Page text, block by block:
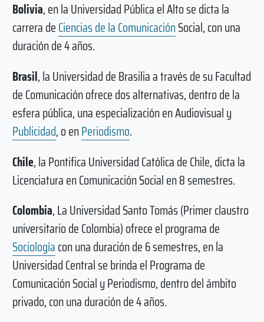
Bolivia, en la Universidad Pública el Alto se dicta la
carrera deCiencias de la ComunicaciónSocial, con una
duración de 4 años.
Brasil, la Universidad de Brasilia a través de su Facultad
de Comunicación ofrece dos alternativas, dentro de la
esfera pública, una especialización en Audiovisual y
Publicidad, o enPeriodismo.
Chile, la Pontifica Universidad Católica de Chile, dicta la
Licenciatura en Comunicación Social en 8 semestres.
Colombia, La Universidad Santo Tomás (Primer claustro
universitario de Colombia) ofrece el programa de
Sociologíacon una duración de 6 semestres, en la
Universidad Central se brinda el Programa de
Comunicación Social y Periodismo, dentro del ámbito
privado, con una duración de 4 años.